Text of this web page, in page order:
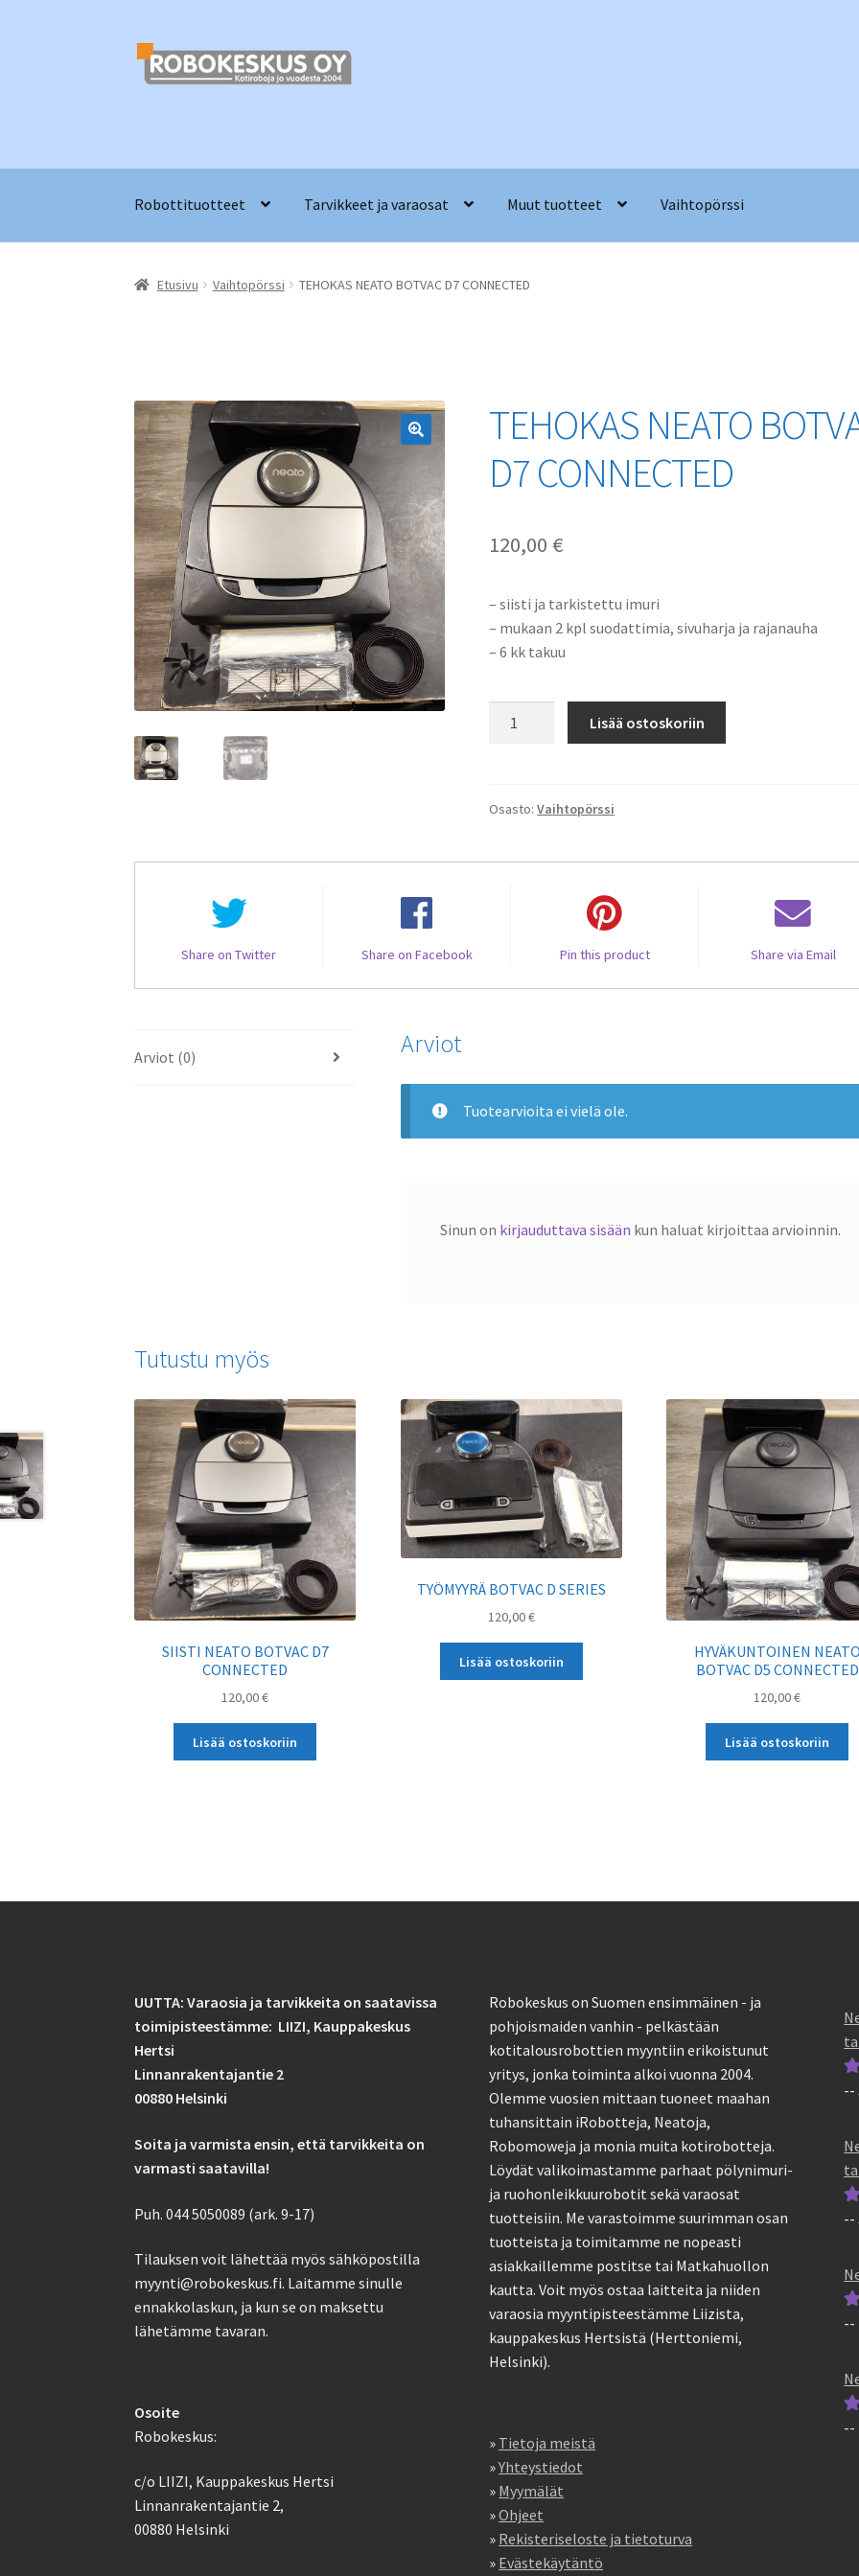
Siirry
navigointiin
Siirry
sisältöön
Robottituotteet Tarvikkeet ja varaosat Muut tuotteet Vaihtopörssi
Etusivu Vaihtopörssi TEHOKAS NEATO BOTVAC D7 CONNECTED
TEHOKAS NEATO
D7 CONNECTED
120,00 €
– siisti ja tarkistettu imuri
– mukaan 2 kpl suodattimia, sivuharja ja rajanauha
– 6 kk takuu
CONNECTED
Lisää ostoskoriin
Osasto:Vaihtopörssi
Share on Twitter Share on Facebook Pin this product Share via Email
Arviot (0) Arviot
Tuotearvioita ei vielä ole.
Sinun on kirjauduttava sisään kun haluat kirjoittaa arvioinnin.
Tutustu myös
SIISTI NEATO BOTVAC D7
CONNECTED
120,00€
Lisää ostoskoriin
TYÖMYYRÄ BOTVAC D SERIES
120,00€
Lisää ostoskoriin
HYVÄKUNTOINEN
BOTVAC D5 CONNECTED
120,00€
Lisää ostoskoriin
UUTTA: Varaosia ja tarvikkeita on saatavissa
toimipisteestämme: LIIZI, Kauppakeskus
Hertsi
Linnanrakentajantie 2
00880 Helsinki
Soita ja varmista ensin, että tarvikkeita on
varmasti saatavilla!
Puh. 044 5050089 (ark. 9-17)
Tilauksen voit lähettää myös sähköpostilla
myynti@robokeskus.fi. Laitamme sinulle
ennakkolaskun, ja kun se on maksettu
lähetämme tavaran.
Osoite
Robokeskus:
c/o LIIZI, Kauppakeskus Hertsi
Linnanrakentajantie 2,
00880 Helsinki
Robokeskus on Suomen ensimmäinen - ja
pohjoismaiden vanhin - pelkästään
kotitalousrobottien myyntiin erikoistunut
yritys, jonka toiminta alkoi vuonna 2004.
Olemme vuosien mittaan tuoneet maahan
tuhansittain iRobotteja, Neatoja,
Robomoweja ja monia muita kotirobotteja.
Löydät valikoimastamme parhaat pölynimuri-
ja ruohonleikkuurobotit sekä varaosat
tuotteisiin. Me varastoimme suurimman osan
tuotteista ja toimitamme ne nopeasti
asiakkaillemme postitse tai Matkahuollon
kautta. Voit myös ostaa laitteita ja niiden
varaosia myyntipisteestämme Liizista,
kauppakeskus Hertsistä (Herttoniemi,
Helsinki).
» Tietoja meistä
»Yhteystiedot
» Myymälät
»Ohjeet
» Rekisteriseloste ja tietoturva
» Evästekäytäntö
--
--
--
--